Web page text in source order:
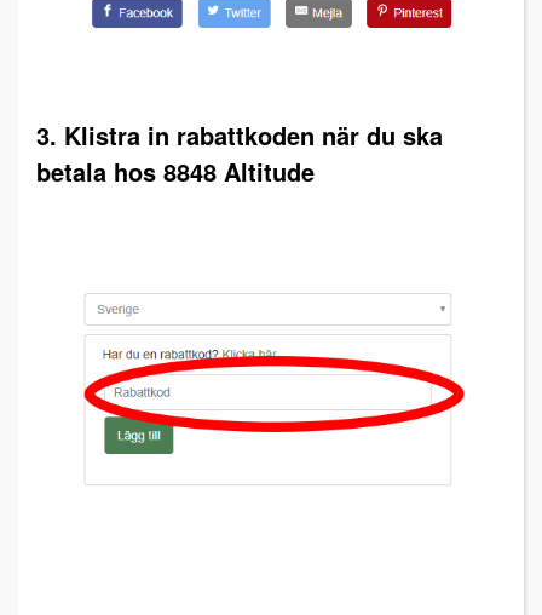
3. Klistra in rabattkoden när du ska
betala hos 8848 Altitude